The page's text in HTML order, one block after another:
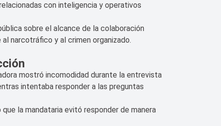
con inteligencia y operativos
sobre el alcance de la colaboración
narcotráfico y al crimen organizado.
mostró incomodidad durante la entrevista
intentaba responder a las preguntas
la mandataria evitó responder de manera